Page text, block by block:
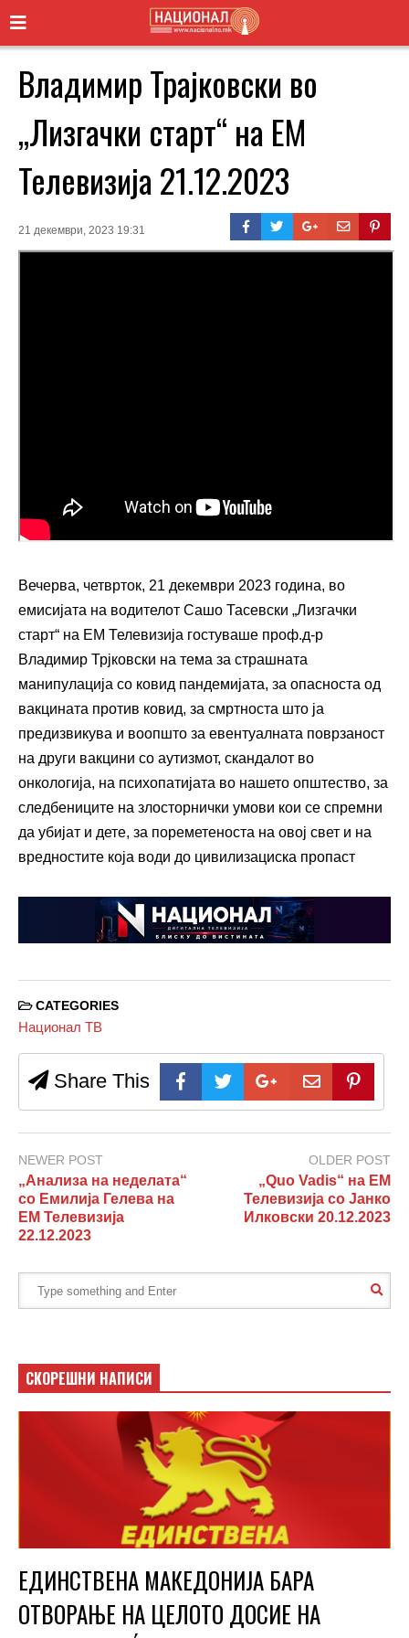
Владимир Трајковски во
„Лизгачки старт“ на ЕМ
Телевизија 21.12.2023
21 декември, 2023 19:31
Вечерва, четврток, 21 декември 2023 година, во
емисијата на водителот Сашо Тасевски „Лизгачки
старт“ на ЕМ Телевизија гостуваше проф.д-р
Владимир Трјковски на тема за страшната
манипулација со ковид пандемијата, за опасноста од
вакцината против ковид, за смртноста што ја
предизвикува и воопшто за евентуалната поврзаност
на други вакцини со аутизмот, скандалот во
онкологија, на психопатијата во нашето општество, за
следбениците на злосторнички умови кои се спремни
да убијат и дете, за пореметеноста на овој свет и на
вредностите која води до цивилизациска пропаст
CATEGORIES
Национал ТВ
Share This
NEWER POST
„Анализа на неделата“
со Емилија Гелева на
ЕМ Телевизија
22.12.2023
OLDER POST
„Quo Vadis“ на ЕМ
Телевизија со Јанко
Илковски 20.12.2023
СКОРЕШНИ НАПИСИ
ЕДИНСТВЕНА МАКЕДОНИЈА БАРА
ОТВОРАЊЕ НА ЦЕЛОТО ДОСИЕ НА